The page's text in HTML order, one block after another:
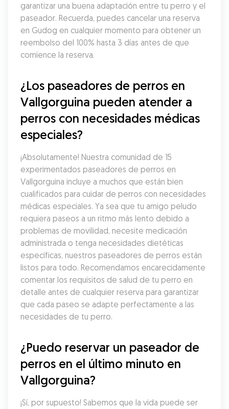
garantizar una buena adaptación entre tu perro y el
paseador. Recuerda, puedes cancelar una reserva
en Gudog en cualquier momento para obtener un
reembolso del 100% hasta 3 días antes de que
comience la reserva.
¿Los paseadores de perros en
Vallgorguina pueden atender a
perros con necesidades médicas
especiales?
¡Absolutamente! Nuestra comunidad de 15
experimentados paseadores de perros en
Vallgorguina incluye a muchos que están bien
cualificados para cuidar de perros con necesidades
médicas especiales. Ya sea que tu amigo peludo
requiera paseos a un ritmo más lento debido a
problemas de movilidad, necesite medicación
administrada o tenga necesidades dietéticas
específicas, nuestros paseadores de perros están
listos para todo. Recomendamos encarecidamente
comentar los requisitos de salud de tu perro en
detalle antes de cualquier reserva para garantizar
que cada paseo se adapte perfectamente a las
necesidades de tu perro.
¿Puedo reservar un paseador de
perros en el último minuto en
Vallgorguina?
¡Sí, por supuesto! Sabemos que la vida puede ser